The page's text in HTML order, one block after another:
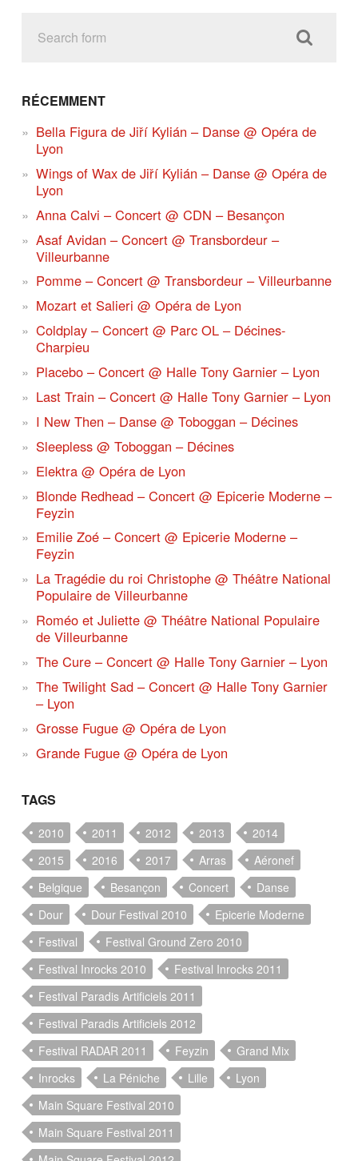
RÉCEMMENT
Bella Figura de Jiří Kylián – Danse @ Opéra de
Lyon
Wings of Wax de Jiří Kylián – Danse @ Opéra de
Lyon
Anna Calvi – Concert @ CDN – Besançon
Asaf Avidan – Concert @ Transbordeur –
Villeurbanne
Pomme – Concert @ Transbordeur – Villeurbanne
Mozart et Salieri @ Opéra de Lyon
Coldplay – Concert @ Parc OL – Décines-
Charpieu
Placebo – Concert @ Halle Tony Garnier – Lyon
Last Train – Concert @ Halle Tony Garnier – Lyon
I New Then – Danse @ Toboggan – Décines
Sleepless @ Toboggan – Décines
Elektra @ Opéra de Lyon
Blonde Redhead – Concert @ Epicerie Moderne –
Feyzin
Emilie Zoé – Concert @ Epicerie Moderne –
Feyzin
La Tragédie du roi Christophe @ Théâtre National
Populaire de Villeurbanne
Roméo et Juliette @ Théâtre National Populaire
de Villeurbanne
The Cure – Concert @ Halle Tony Garnier – Lyon
The Twilight Sad – Concert @ Halle Tony Garnier
– Lyon
Grosse Fugue @ Opéra de Lyon
Grande Fugue @ Opéra de Lyon
TAGS
2010 2011 2012 2013
2014
2015
2016 2017 Arras
Aéronef
Belgique
Besançon Concert
Danse
Dour
Dour Festival 2010
Epicerie Moderne
Festival
Festival Ground Zero 2010
Festival Inrocks 2010
Festival Inrocks 2011
Festival Paradis Artificiels 2011
Festival Paradis Artificiels 2012
Festival RADAR 2011
Feyzin
Grand Mix
Inrocks
La Péniche Lille
Lyon
Main Square Festival 2010
Main Square Festival 2011